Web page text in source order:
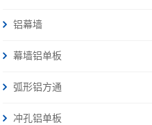
铝幕墙
幕墙铝单板
弧形铝方通
冲孔铝单板